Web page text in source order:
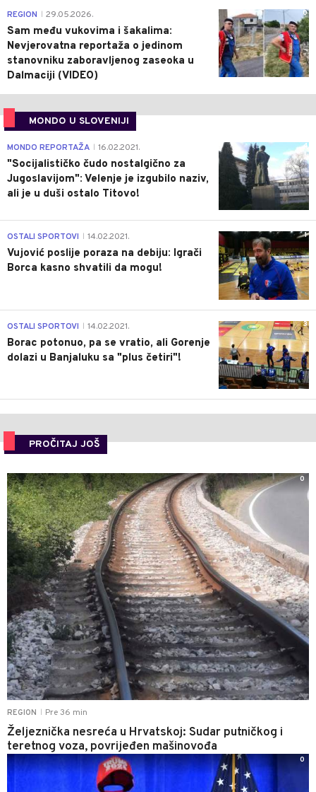
0
REGION 29.05.2026.
Sam među vukovima i šakalima:
Nevjerovatna reportaža o jedinom
stanovniku zaboravljenog zaseoka u
Dalmaciji (VIDEO)
MONDO U SLOVENIJI
4
MONDO REPORTAŽA 16.02.2021.
"Socijalističko čudo nostalgično za
Jugoslavijom": Velenje je izgubilo naziv,
ali je u duši ostalo Titovo!
1
OSTALI SPORTOVI 14.02.2021.
Vujović poslije poraza na debiju: Igrači
Borca kasno shvatili da mogu!
3
OSTALI SPORTOVI 14.02.2021.
Borac potonuo, pa se vratio, ali Gorenje
dolazi u Banjaluku sa "plus četiri"!
PROČITAJ JOŠ
REGION Pre 36 min
Željeznička nesreća u Hrvatskoj: Sudar putničkog i
teretnog voza, povrijeđen mašinovođa
0
0